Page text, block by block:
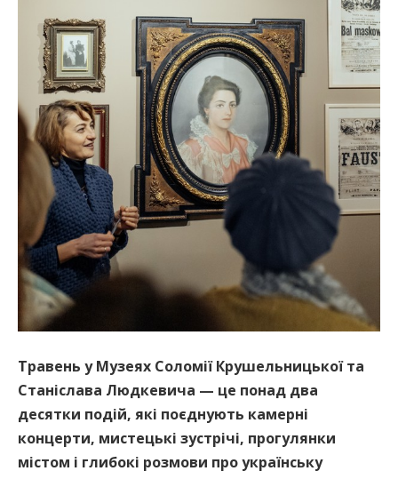
Травень у Музеях Соломії Крушельницької та
Станіслава Людкевича — це понад два
десятки подій, які поєднують камерні
концерти, мистецькі зустрічі, прогулянки
містом і глибокі розмови про українську